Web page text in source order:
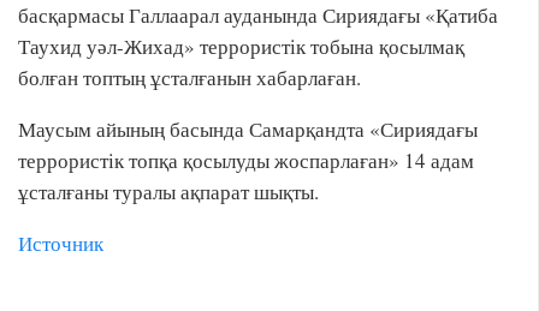
басқармасы Галлаарал ауданында Сириядағы «Қатиба
Таухид уәл-Жихад» террористік тобына қосылмақ
болған топтың ұсталғанын хабарлаған.
Маусым айының басында Самарқандта «Сириядағы
террористік топқа қосылуды жоспарлаған» 14 адам
ұсталғаны туралы ақпарат шықты.
Источник